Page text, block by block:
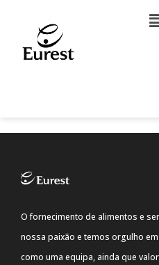
O fornecimento de alimentos e
nossa paixão e temos orgulho
como uma equipa, ainda que